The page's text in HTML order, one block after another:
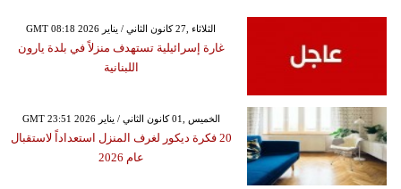
GMT 08:18 2026 الثلاثاء ,27 كانون الثاني / يناير
غارة إسرائيلية تستهدف منزلاً في بلدة يارون
اللبنانية
GMT 23:51 2026 الخميس ,01 كانون الثاني / يناير
20 فكرة ديكور لغرف المنزل استعداداً لاستقبال
عام 2026